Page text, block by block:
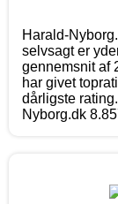
Harald-
selvsagt er
gennemsnit af
har givet
dårligste
Nyborg.dk